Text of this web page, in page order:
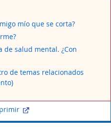
mío que se corta?
de salud mental. ¿Con
de temas relacionados